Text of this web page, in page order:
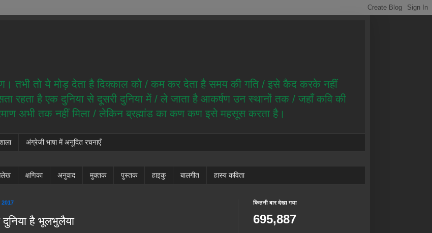
तभी तो ये मोड़ देता है दिक्काल को / कम कर देता है समय की गति / इसे कैद करके नहीं
रहता है एक दुनिया से दूसरी दुनिया में / ले जाता है आकर्षण उन स्थानों तक / जहाँ कवि की
अभी तक नहीं मिला / लेकिन ब्रह्मांड का कण कण इसे महसूस करता है।
अंग्रेजी भाषा में अनूदित रचनाएँ
क्षणिका अनुवाद मुक्तक पुस्तक हाइकु बालगीत हास्य कविता
2017
है भूलभुलैया
कितनी बार देखा गया
695,887